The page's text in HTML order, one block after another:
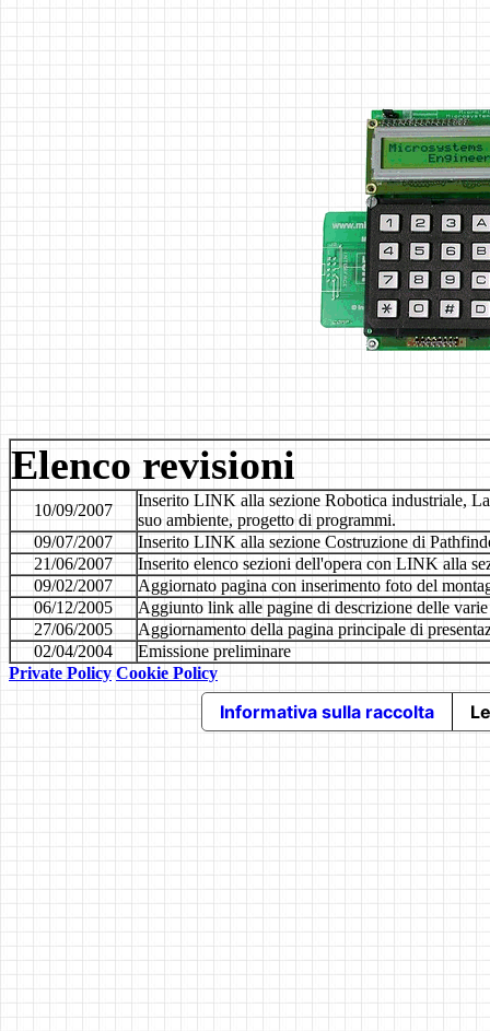
Elenco revisioni
10/09/2007
Inserito LINK alla sezione Robotica industriale,
suo ambiente, progetto di programmi.
09/07/2007
Inserito LINK alla sezione Costruzione di
21/06/2007
Inserito elenco sezioni dell'opera con LINK alla
09/02/2007
Aggiornato pagina con inserimento foto del
06/12/2005
Aggiunto link alle pagine di descrizione delle varie
27/06/2005
Aggiornamento della pagina principale di
02/04/2004
Emissione preliminare
Private Policy Cookie Policy
Informativa sulla raccolta